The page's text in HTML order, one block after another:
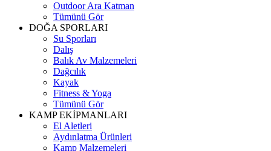
Outdoor Ara Katman
Tümünü Gör
DOĞA SPORLARI
Su Sporları
Dalış
Balık Av Malzemeleri
Dağcılık
Kayak
Fitness & Yoga
Tümünü Gör
KAMP EKİPMANLARI
El Aletleri
Aydınlatma Ürünleri
Kamp Malzemeleri